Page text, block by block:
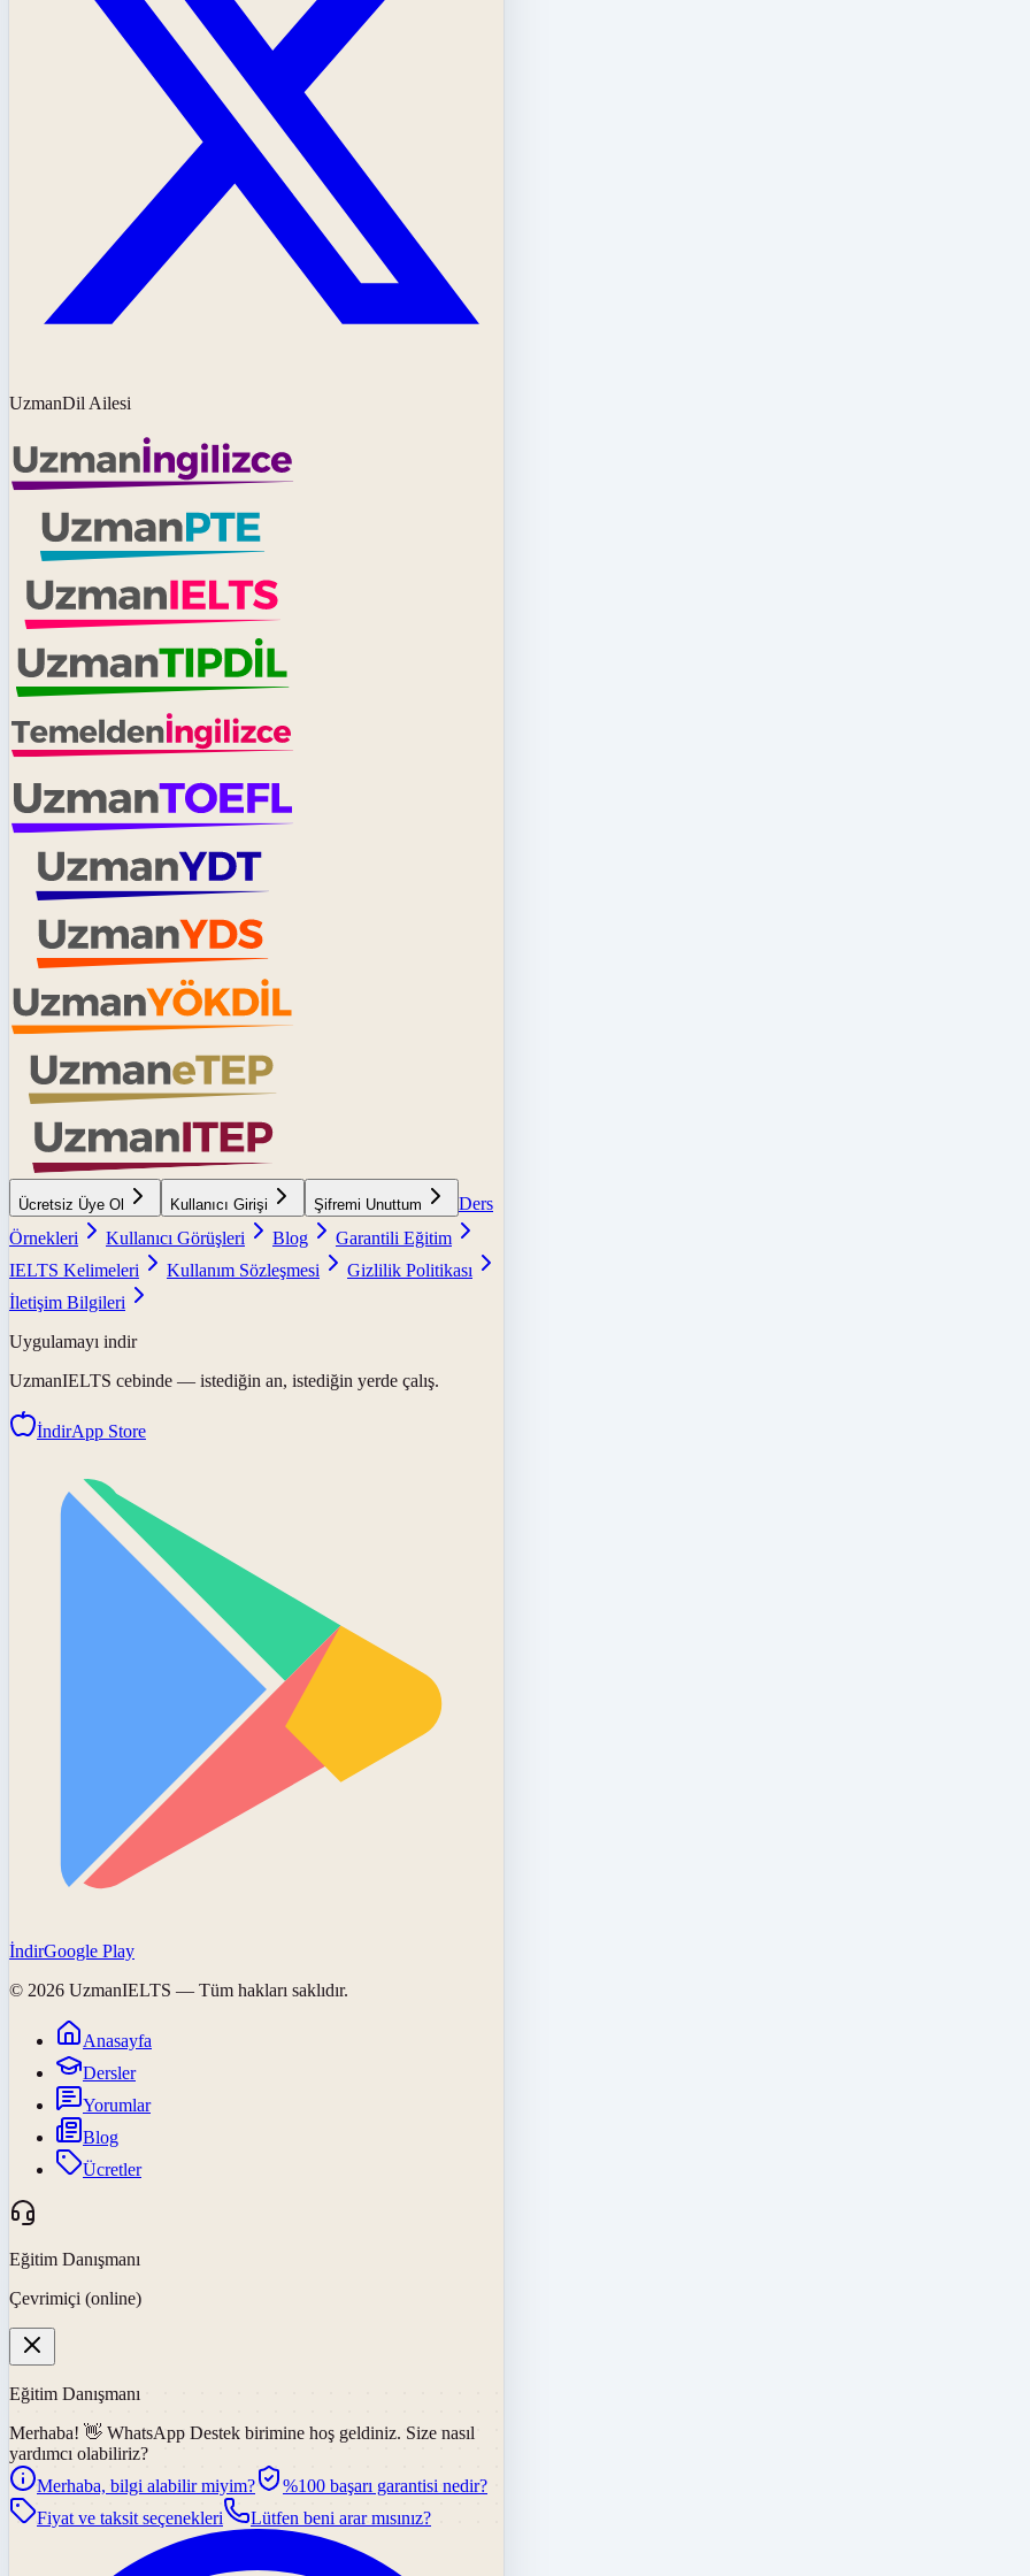
UzmanDil Ailesi
Ücretsiz Üye Ol Kullanıcı Girişi Şifremi Unuttum
Ders
Örnekleri
Kullanıcı Görüşleri Blog
Garantili Eğitim
IELTS Kelimeleri
Kullanım Sözleşmesi
Gizlilik Politikası
İletişim Bilgileri
Uygulamayı indir
UzmanIELTS cebinde — istediğin an, istediğin yerde çalış.
İndirApp Store
İndirGoogle Play
© 2026 UzmanIELTS — Tüm hakları saklıdır.
Anasayfa
Dersler
Yorumlar
Blog
Ücretler
Eğitim Danışmanı
Çevrimiçi (online)
Eğitim Danışmanı
Merhaba! 👋 WhatsApp Destek birimine hoş geldiniz. Size nasıl
yardımcı olabiliriz?
Merhaba, bilgi alabilir miyim?
%100 başarı garantisi nedir?
Fiyat ve taksit seçenekleri
Lütfen beni arar mısınız?